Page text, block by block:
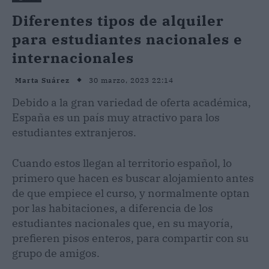
Diferentes tipos de alquiler
para estudiantes nacionales e
internacionales
Marta Suárez 30 marzo, 2023 22:14
Debido a la gran variedad de oferta académica,
España es un país muy atractivo para los
estudiantes extranjeros.
Cuando estos llegan al territorio español, lo
primero que hacen es buscar alojamiento antes
de que empiece el curso, y normalmente optan
por las habitaciones, a diferencia de los
estudiantes nacionales que, en su mayoría,
prefieren pisos enteros, para compartir con su
grupo de amigos.